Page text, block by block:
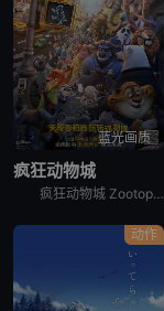
蓝光画质
疯狂动物城
疯狂动物城 Zootopia故事发生在一个所有哺乳类动物和谐共存的美好世界中，兔子朱迪（金妮弗·古德温 Ginnifer Goodwin 配音）从小就梦想着能够成为一名惩恶扬善的刑警，凭借着智慧和
动作